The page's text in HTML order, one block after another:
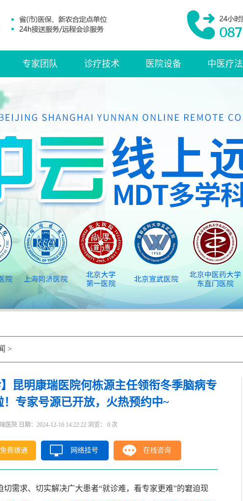
专家团队 诊疗技术 医院设备 中医疗法
>
昆明康瑞医院何栋源主任领衔冬季脑病专
专家号源已开放，火热预约中~
医院 日期：2024-12-16 14:22:22 浏览： 0 次
免费拨通 网络挂号 在线咨询
需求、切实解决广大患者“就诊难，看专家更难”的窘迫现